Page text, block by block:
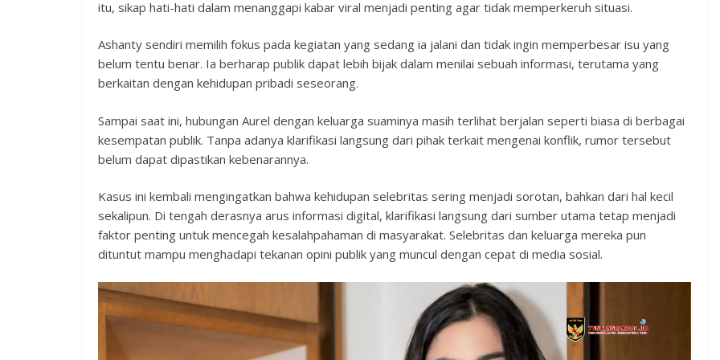
itu, sikap hati-hati dalam menanggapi kabar viral menjadi penting agar tidak memperkeruh situasi.
Ashanty sendiri memilih fokus pada kegiatan yang sedang ia jalani dan tidak ingin memperbesar isu yang
belum tentu benar. Ia berharap publik dapat lebih bijak dalam menilai sebuah informasi, terutama yang
berkaitan dengan kehidupan pribadi seseorang.
Sampai saat ini, hubungan Aurel dengan keluarga suaminya masih terlihat berjalan seperti biasa di berbagai
kesempatan publik. Tanpa adanya klarifikasi langsung dari pihak terkait mengenai konflik, rumor tersebut
belum dapat dipastikan kebenarannya.
Kasus ini kembali mengingatkan bahwa kehidupan selebritas sering menjadi sorotan, bahkan dari hal kecil
sekalipun. Di tengah derasnya arus informasi digital, klarifikasi langsung dari sumber utama tetap menjadi
faktor penting untuk mencegah kesalahpahaman di masyarakat. Selebritas dan keluarga mereka pun
dituntut mampu menghadapi tekanan opini publik yang muncul dengan cepat di media sosial.